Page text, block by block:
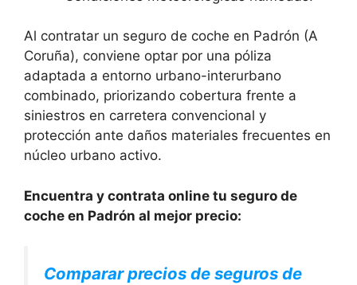
Al contratar un seguro de coche en Padrón (A
Coruña), conviene optar por una póliza
adaptada a entorno urbano-interurbano
combinado, priorizando cobertura frente a
siniestros en carretera convencional y
protección ante daños materiales frecuentes en
núcleo urbano activo.
Encuentra y contrata online tu seguro de
coche en Padrón al mejor precio:
Comparar precios de seguros de